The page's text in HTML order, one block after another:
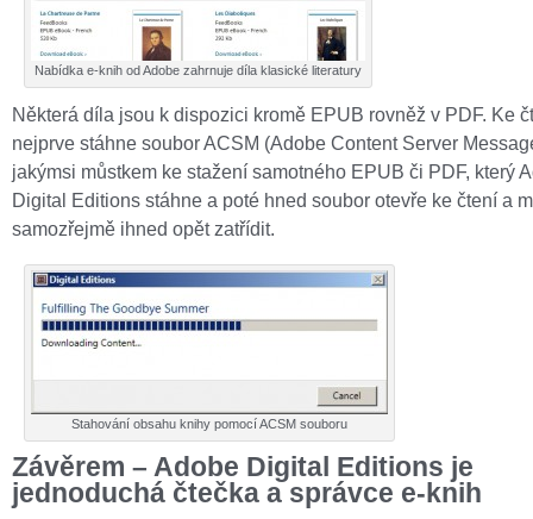
Nabídka e-knih od Adobe zahrnuje díla klasické literatury
Některá díla jsou k dispozici kromě EPUB rovněž v PDF. Ke
nejprve stáhne soubor ACSM (Adobe Content Server
jakýmsi můstkem ke stažení samotného EPUB či PDF, který
Digital Editions stáhne a poté hned soubor otevře ke čtení a
samozřejmě ihned opět zatřídit.
Stahování obsahu knihy pomocí ACSM souboru
Závěrem – Adobe Digital Editions je
jednoduchá čtečka a správce e-knih